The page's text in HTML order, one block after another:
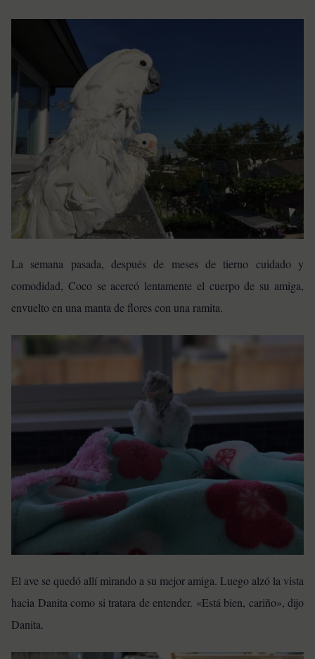
La semana pasada, después de meses de tierno cuidado y
comodidad, Coco se acercó lentamente el cuerpo de su amiga,
envuelto en una manta de flores con una ramita.
El ave se quedó allí mirando a su mejor amiga. Luego alzó la vista
hacia Danita como si tratara de entender. «Está bien, cariño», dijo
Danita.